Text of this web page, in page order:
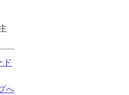
ド
へ